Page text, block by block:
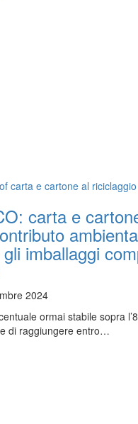
carta e
gli imballaggi
2024
ormai stabile sopra
di raggiungere entro…